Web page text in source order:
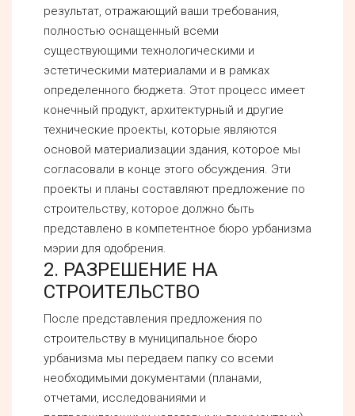
результат, отражающий ваши требования,
полностью оснащенный всеми
существующими технологическими и
эстетическими материалами и в рамках
определенного бюджета. Этот процесс имеет
конечный продукт, архитектурный и другие
технические проекты, которые являются
основой материализации здания, которое мы
согласовали в конце этого обсуждения. Эти
проекты и планы составляют предложение по
строительству, которое должно быть
представлено в компетентное бюро урбанизма
мэрии для одобрения.
2. РАЗРЕШЕНИЕ НА
СТРОИТЕЛЬСТВО
После представления предложения по
строительству в муниципальное бюро
урбанизма мы передаем папку со всеми
необходимыми документами (планами,
отчетами, исследованиями и